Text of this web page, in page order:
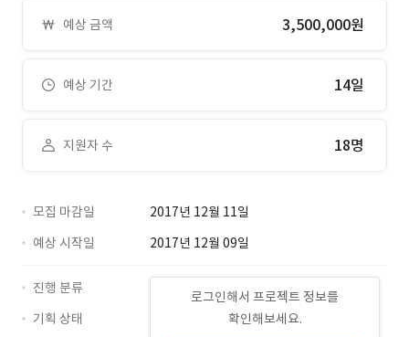
예상 금액 3,500,000원
예상 기간 14일
지원자 수 18명
모집 마감일
2017년 12월 11일
예상 시작일
2017년 12월 09일
로그인해서 프로젝트 정보를
확인해보세요.
진행 분류
기획 상태